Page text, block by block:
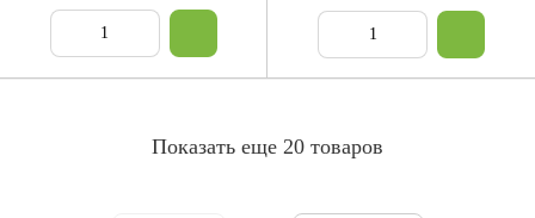
Показать еще 20 товаров